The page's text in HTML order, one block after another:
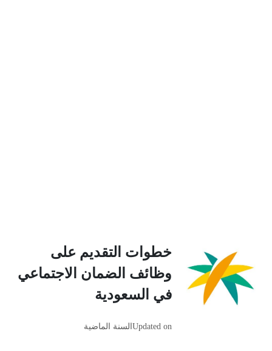
خطوات التقديم على
وظائف الضمان الاجتماعي
في السعودية
Updated onالسنة الماضية